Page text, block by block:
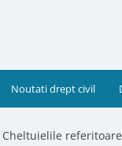
Noutati drept civil
Cheltuielile